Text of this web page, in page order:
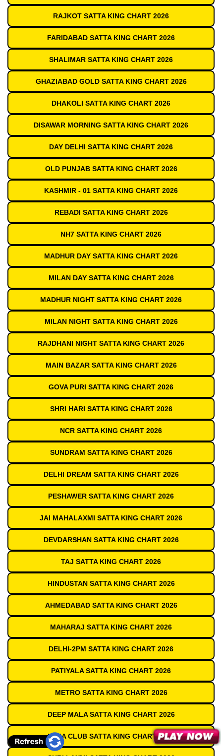
RAJKOT SATTA KING CHART 2026
FARIDABAD SATTA KING CHART 2026
SHALIMAR SATTA KING CHART 2026
GHAZIABAD GOLD SATTA KING CHART 2026
DHAKOLI SATTA KING CHART 2026
DISAWAR MORNING SATTA KING CHART 2026
DAY DELHI SATTA KING CHART 2026
OLD PUNJAB SATTA KING CHART 2026
KASHMIR - 01 SATTA KING CHART 2026
REBADI SATTA KING CHART 2026
NH7 SATTA KING CHART 2026
MADHUR DAY SATTA KING CHART 2026
MILAN DAY SATTA KING CHART 2026
MADHUR NIGHT SATTA KING CHART 2026
MILAN NIGHT SATTA KING CHART 2026
RAJDHANI NIGHT SATTA KING CHART 2026
MAIN BAZAR SATTA KING CHART 2026
GOVA PURI SATTA KING CHART 2026
SHRI HARI SATTA KING CHART 2026
NCR SATTA KING CHART 2026
SUNDRAM SATTA KING CHART 2026
DELHI DREAM SATTA KING CHART 2026
PESHAWER SATTA KING CHART 2026
JAI MAHALAXMI SATTA KING CHART 2026
DEVDARSHAN SATTA KING CHART 2026
TAJ SATTA KING CHART 2026
HINDUSTAN SATTA KING CHART 2026
AHMEDABAD SATTA KING CHART 2026
MAHARAJ SATTA KING CHART 2026
DELHI-2PM SATTA KING CHART 2026
PATIYALA SATTA KING CHART 2026
METRO SATTA KING CHART 2026
DEEP MALA SATTA KING CHART 2026
INDIA CLUB SATTA KING CHART 2026